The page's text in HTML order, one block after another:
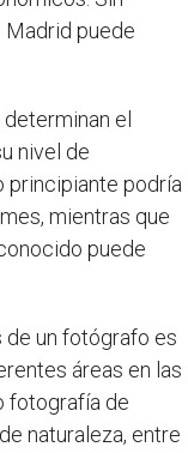
Madrid puede
el
nivel de
principiante podría
mientras que
puede
de un fotógrafo es
áreas en las
fotografía de
naturaleza, entre